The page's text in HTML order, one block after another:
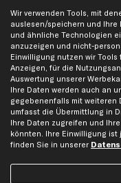
VW Ersatzteile
Social Media
Jetzt APP Downloaden
kfzteile24
Wir verwenden Tools, mit
auslesen/speichern und Ihre
und ähnliche Technologien
anzuzeigen und nicht-
Einwilligung nutzen wir
Anzeigen, für die
Auswertung unserer
Ihre Daten werden auch an
gegebenenfalls mit weiteren
umfasst die Übermittlung in
Ihre Daten zugreifen und
könnten. Ihre Einwilligung
finden Sie in unserer